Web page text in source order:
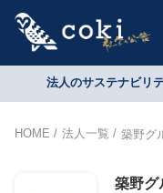
法人のサステナビリ
HOME 法人一覧 築野グ
築野グ